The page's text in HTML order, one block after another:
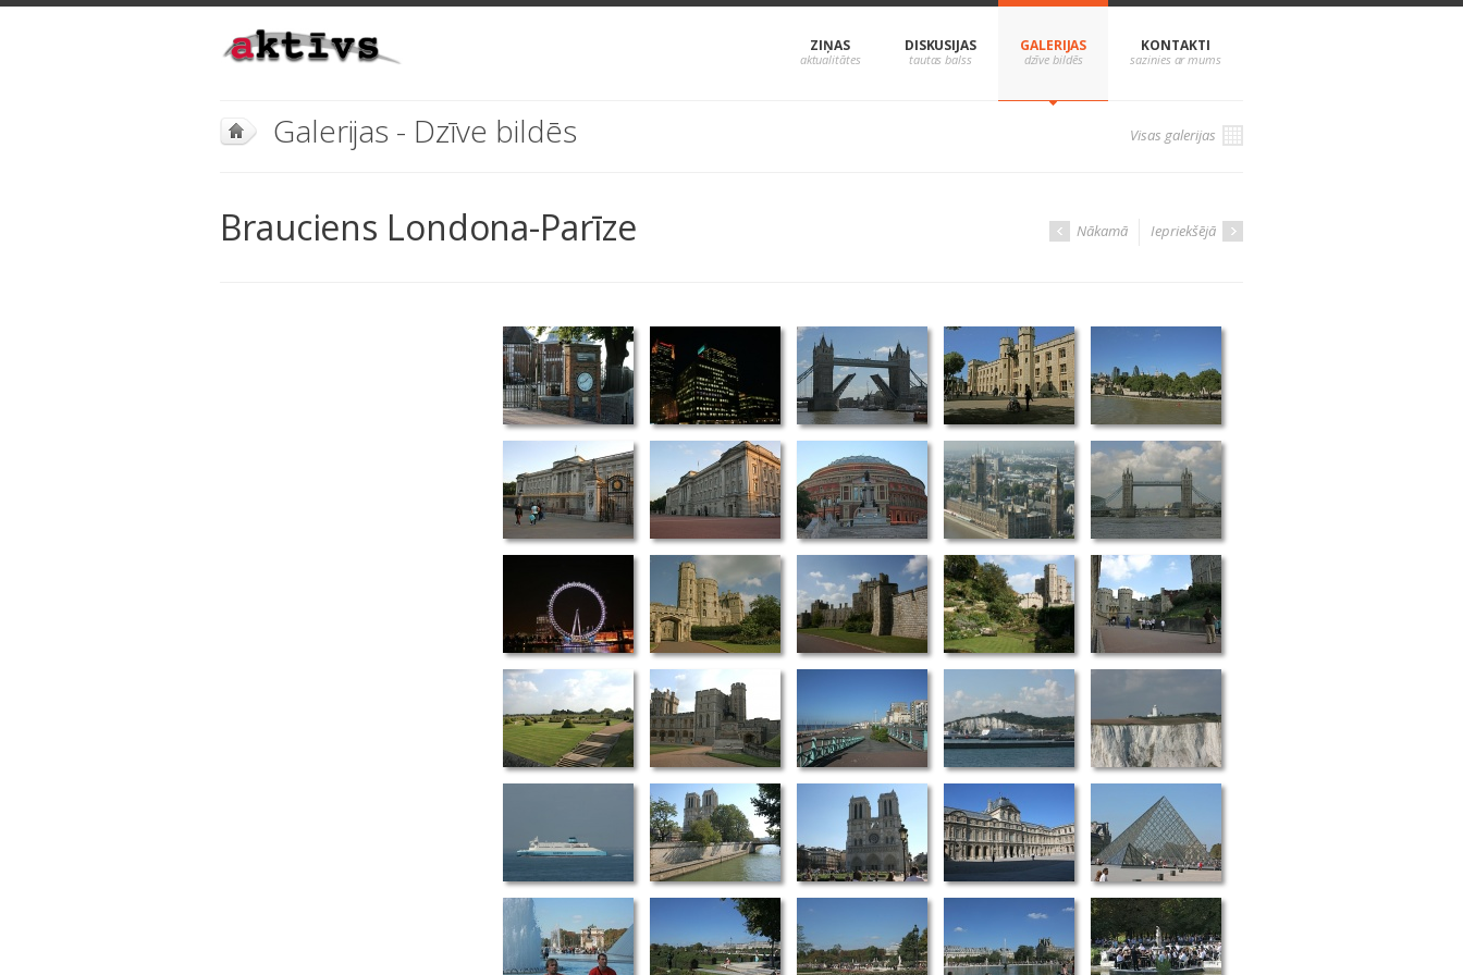
ZIŅAS DISKUSIJAS GALERIJAS KONTAKTI
Galerijas - Dzīve bildēs Visas galerijas
Brauciens Londona-Parīze Nākamā Iepriekšējā